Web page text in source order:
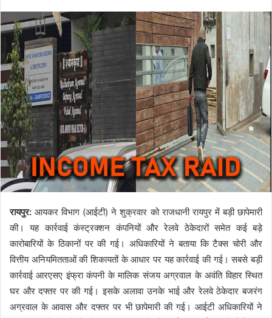
रायपुर:आयकर विभाग (आईटी) ने शुक्रवार को राजधानी रायपुर में बड़ी छापेमारी
की। यह कार्रवाई कंस्ट्रक्शन कंपनियों और रेलवे ठेकेदारों समेत कई बड़े
कारोबारियों के ठिकानों पर की गई। अधिकारियों ने बताया कि टैक्स चोरी और
वित्तीय अनियमितताओं की शिकायतों के आधार पर यह कार्रवाई की गई। सबसे बड़ी
कार्रवाई आरएसए इंफ्रा कंपनी के मालिक संजय अग्रवाल के अवंति विहार स्थित
घर और दफ्तर पर की गई। इसके अलावा उनके भाई और रेलवे ठेकेदार बजरंग
अग्रवाल के आवास और दफ्तर पर भी छापेमारी की गई। आईटी अधिकारियों ने